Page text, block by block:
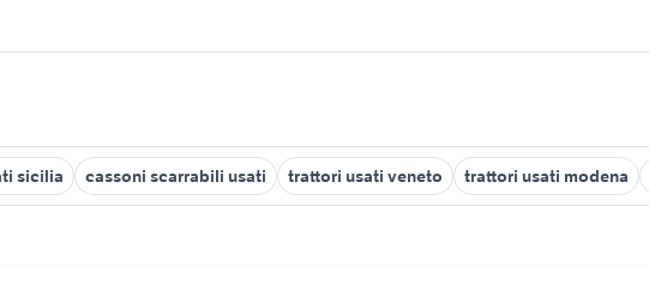
sicilia cassoni scarrabili usati trattori usati veneto trattori usati modena